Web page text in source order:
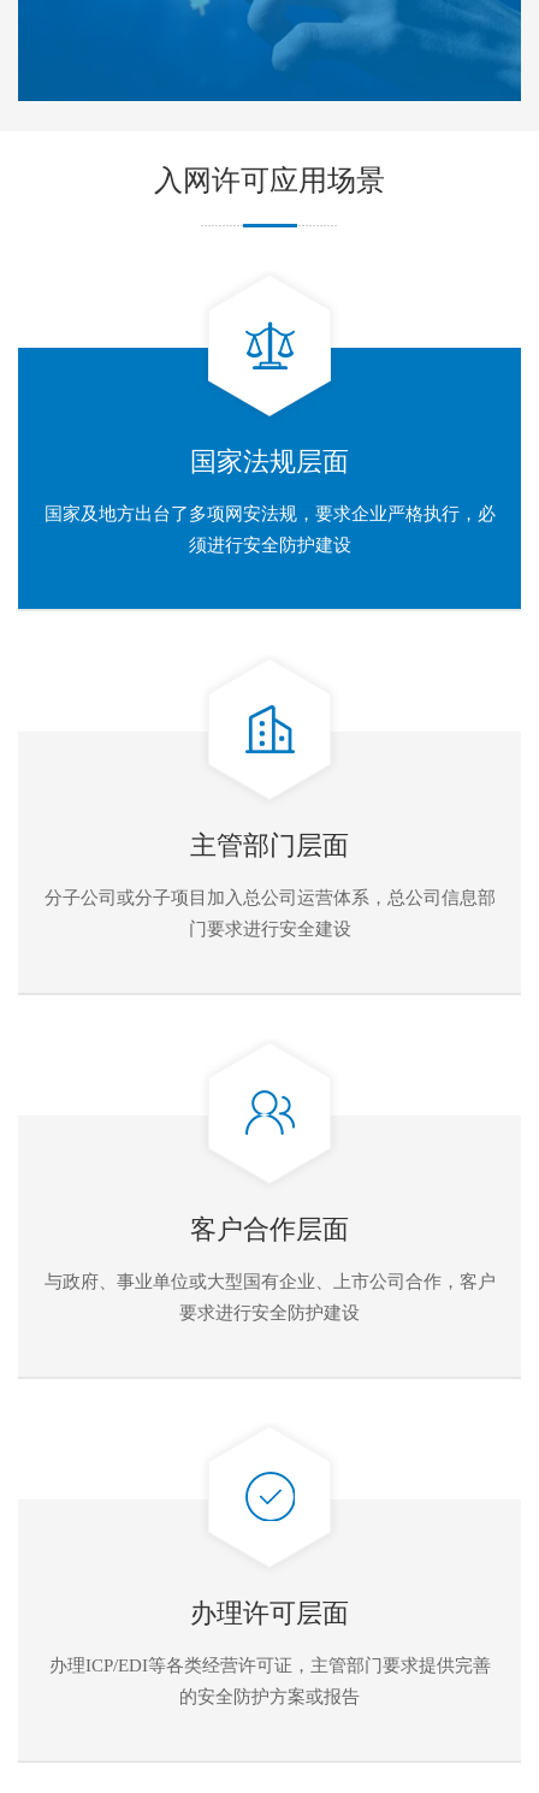
入网许可应用场景
国家法规层面
国家及地方出台了多项网安法规，要求企业严格执行，必
须进行安全防护建设
主管部门层面
分子公司或分子项目加入总公司运营体系，总公司信息部
门要求进行安全建设
客户合作层面
与政府、事业单位或大型国有企业、上市公司合作，客户
要求进行安全防护建设
办理许可层面
办理ICP/EDI等各类经营许可证，主管部门要求提供完善
的安全防护方案或报告